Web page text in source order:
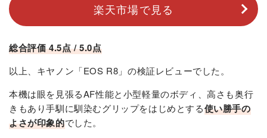
楽天市場で見る
総合評価 4.5点 / 5.0点
以上、キヤノン「EOS R8」の検証レビューでした。
本機は眼を見張るAF性能と小型軽量のボディ、高さも奥行
きもあり手馴に馴染むグリップをはじめとする使い勝手の
よさが印象的でした。